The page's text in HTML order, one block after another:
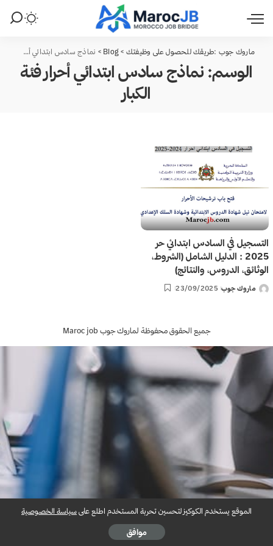
ماروك جوب :طريقك للحصول على وظيفتك >
Blog
> نماذج سادس ابتدائي أحرار فئة الكبار
الوسم: نماذج سادس ابتدائي أحرار فئة
الكبار
التسجيل في السادس ابتدائي حر
2025 : الدليل الشامل (الشروط،
الوثائق، الدروس، والنتائج)
Posted
ماروك جوب 23/09/2025
جميع الحقوق محفوظة لماروك جوب Maroc job
الموقع يستخدم الكوكيز لتحسين تحربة المستخدم اطلع على سياسة الخصوصية
موافق